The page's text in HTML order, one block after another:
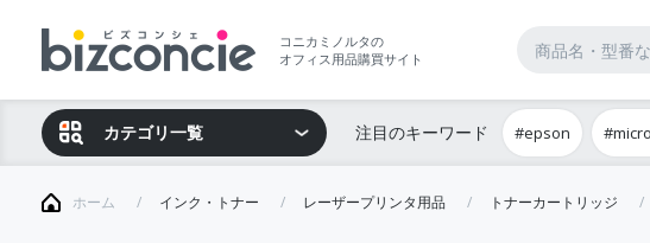
コニカミノルタの
オフィス用品購買サイト
カテゴリ一覧 注目のキーワード #epson
ホーム インク・トナー レーザープリンタ用品 トナーカートリッジ